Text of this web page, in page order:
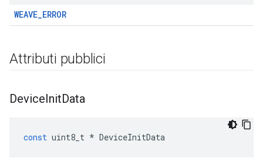
WEAVE_ERROR
Attributi pubblici
DeviceInitData
const uint8_t * DeviceInitData